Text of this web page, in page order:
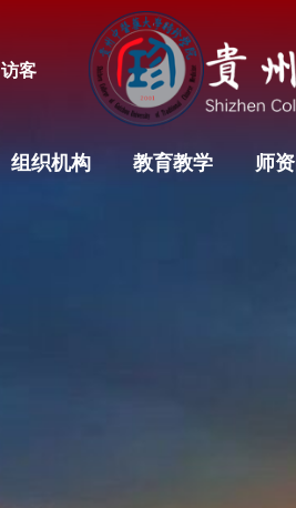
访客
组织机构 教育教学 师